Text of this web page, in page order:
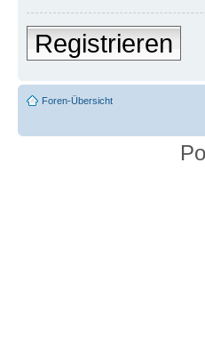
Registrieren
Foren-Übersicht